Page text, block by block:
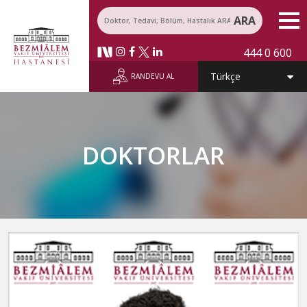
ARA
444 0 600
RANDEVU AL
DOKTORLAR